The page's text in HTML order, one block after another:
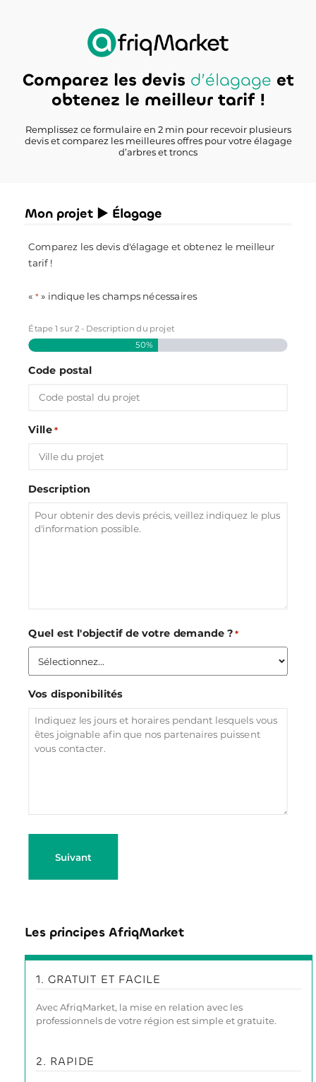
Comparez les devis d’élagage et
obtenez le meilleur tarif !
Remplissez ce formulaire en 2 min pour recevoir plusieurs
devis et comparez les meilleures offres pour votre élagage
d’arbres et troncs
Mon projet ► Élagage
Comparez les devis d'élagage et obtenez le meilleur
tarif !
«* » indique les champs nécessaires
Étape1 sur2 - Description du projet
50%
Code postal
Ville *
Description
Quel est l'objectif de votre demande ? *
Vos disponibilités
Les principes AfriqMarket
1. GRATUIT ET FACILE
Avec AfriqMarket, la mise en relation avec les
professionnels de votre région est simple et gratuite.
2. RAPIDE